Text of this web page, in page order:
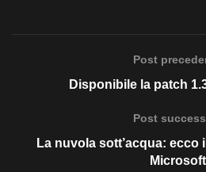
Post
Disponibile la patch
Post
La nuvola sott’acqua:
Microsoft